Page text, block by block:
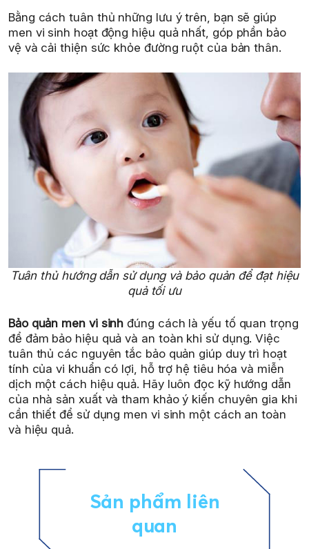
Bằng cách tuân thủ những lưu ý trên, bạn sẽ giúp
men vi sinh hoạt động hiệu quả nhất, góp phần bảo
vệ và cải thiện sức khỏe đường ruột của bản thân.
Tuân thủ hướng dẫn sử dụng và bảo quản để đạt hiệu
quả tối ưu
Bảo quản men vi sinh đúng cách là yếu tố quan trọng
để đảm bảo hiệu quả và an toàn khi sử dụng. Việc
tuân thủ các nguyên tắc bảo quản giúp duy trì hoạt
tính của vi khuẩn có lợi, hỗ trợ hệ tiêu hóa và miễn
dịch một cách hiệu quả. Hãy luôn đọc kỹ hướng dẫn
của nhà sản xuất và tham khảo ý kiến chuyên gia khi
cần thiết để sử dụng men vi sinh một cách an toàn
và hiệu quả.
Sản phẩm liên
quan